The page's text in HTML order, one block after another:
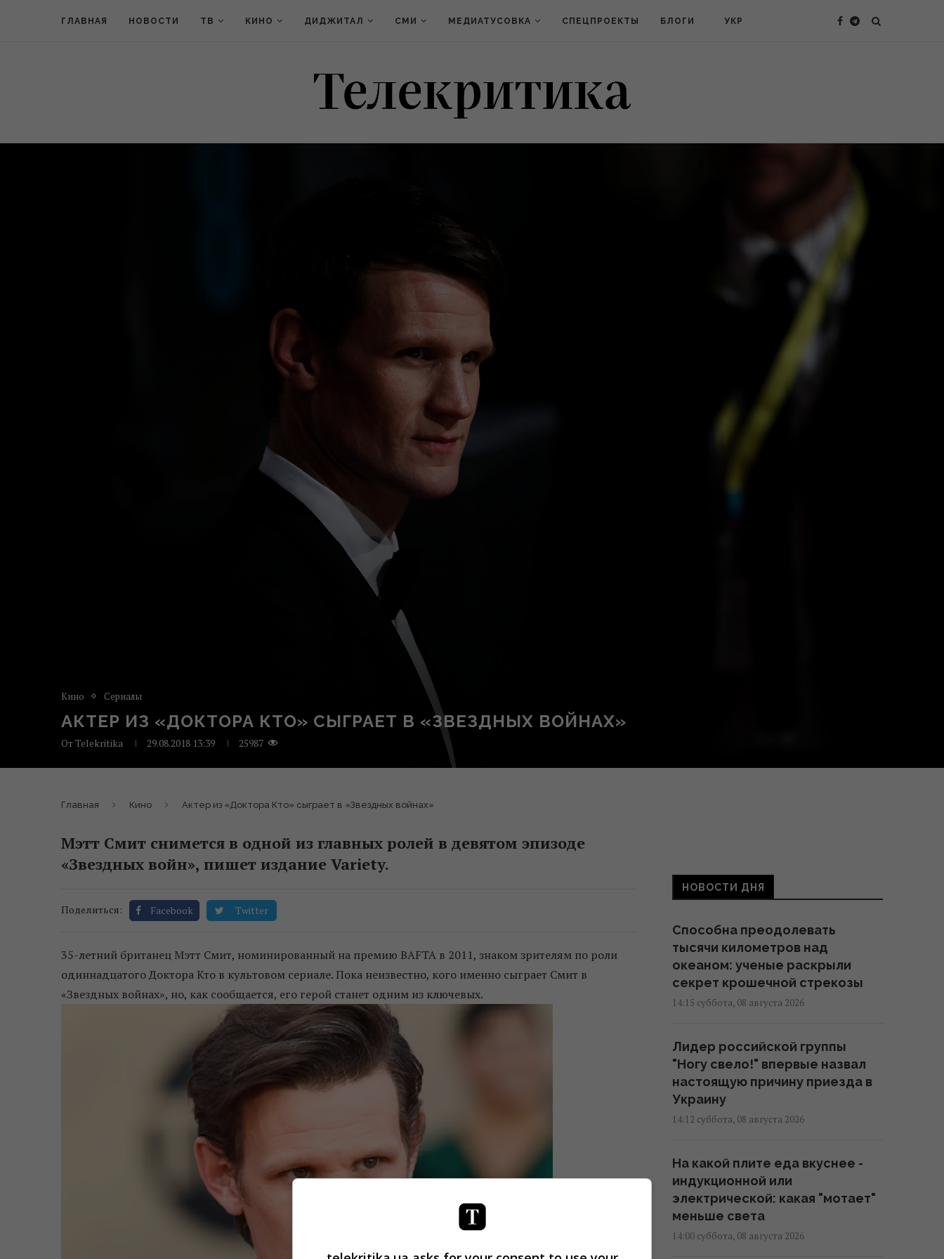
ГЛАВНАЯ НОВОСТИ ТВ КИНО ДИДЖИТАЛ СМИ МЕДИАТУСОВКА СПЕЦПРОЕКТЫ БЛОГИ УКР
Кино Сериалы
АКТЕР ИЗ «ДОКТОРА КТО» СЫГРАЕТ В «ЗВЕЗДНЫХ ВОЙНАХ»
ОтTelekritika 29.08.2018 13:39 25987
Главная Кино Актер из «Доктора Кто» сыграет в «Звездных войнах»
Мэтт Смит снимется в одной из главных ролей в девятом эпизоде
«Звездных войн», пишет издание Variety.
Поделиться: Facebook Twitter
35-летний британец Мэтт Смит, номинированный на премию BAFTA в 2011, знаком зрителям по роли
одиннадцатого Доктора Кто в культовом сериале. Пока неизвестно, кого именно сыграет Смит в
«Звездных войнах», но, как сообщается, его герой станет одним из ключевых.
НОВОСТИ ДНЯ
Способна преодолевать
тысячи километров над
океаном: ученые раскрыли
секрет крошечной стрекозы
14:15 суббота, 08 августа 2026
Лидер российской группы
"Ногу свело!" впервые назвал
настоящую причину приезда в
Украину
14:12 суббота, 08 августа 2026
На какой плите еда вкуснее -
индукционной или
электрической: какая "мотает"
меньше света
14:00 суббота, 08 августа 2026